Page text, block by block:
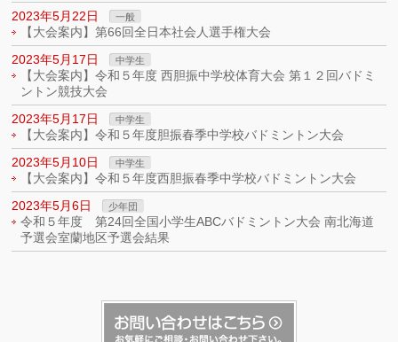
2023年5月22日
一般
【大会案内】第66回全日本社会人選手権大会
2023年5月17日
中学生
【大会案内】令和５年度 西胆振中学校体育大会 第１２回バドミ
ントン競技大会
2023年5月17日
中学生
【大会案内】令和５年度胆振春季中学校バドミントン大会
2023年5月10日
中学生
【大会案内】令和５年度西胆振春季中学校バドミントン大会
2023年5月6日
少年団
令和５年度 第24回全国小学生ABCバドミントン大会 南北海道
予選会室蘭地区予選会結果